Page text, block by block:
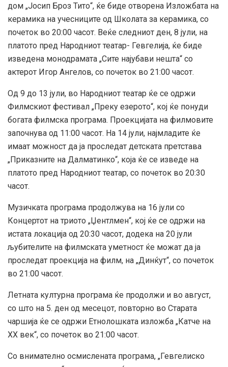
дом „Јосип Броз Тито“, ќе биде отворена Изложбата на
керамика на учесниците од Школата за керамика, со
почеток во 20:00 часот. Веќе следниот ден, 8 јули, на
платото пред Народниот театар- Гевгелија, ќе биде
изведена монодрамата „Сите најубави нешта“ со
актерот Игор Ангелов, со почеток во 21:00 часот.
Од 9 до 13 јули, во Народниот театар ќе се одржи
Филмскиот фестивал „Преку езерото“, кој ќе понуди
богата филмска програма. Проекцијата на филмовите
започнува од 11:00 часот. На 14 јули, најмладите ќе
имаат можност да ја проследат детската претстава
„Приказните на Далматинко“, која ќе се изведе на
платото пред Народниот театар, со почеток во 20:30
часот.
Музичката програма продолжува на 16 јули со
Концертот на триото „Џентлмен“, кој ќе се одржи на
истата локација од 20:30 часот, додека на 20 јули
љубителите на филмската уметност ќе можат да ја
проследат проекција на филм, на „Динќут“, со почеток
во 21:00 часот.
Летната културна програма ќе продолжи и во август,
со што на 5. ден од месецот, повторно во Старата
чаршија ќе се одржи Етнолошката изложба „Катче на
XX век“, со почеток во 21:00 часот.
Со внимателно осмислената програма, „Гевгелиско